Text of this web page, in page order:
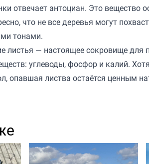
отвечает антоциан. Это вещество
что не все деревья могут
тонами.
листья — настоящее сокровище для
углеводы, фосфор и калий.
опавшая листва остаётся ценным